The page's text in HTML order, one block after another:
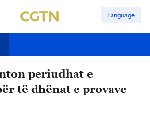
Language
periudhat e
të dhënat e provave